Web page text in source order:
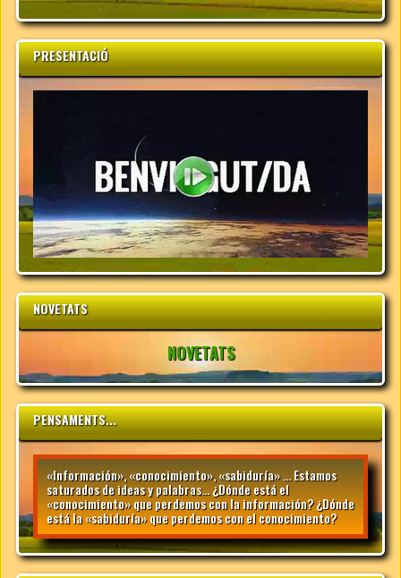
PRESENTACIÓ
NOVETATS
NOVETATS
PENSAMENTS...
«Información», «conocimiento», «sabiduría» … Estamos
saturados de ideas y palabras… ¿Dónde está el
«conocimiento» que perdemos con la información? ¿Dónde
está la «sabiduría» que perdemos con el conocimiento?